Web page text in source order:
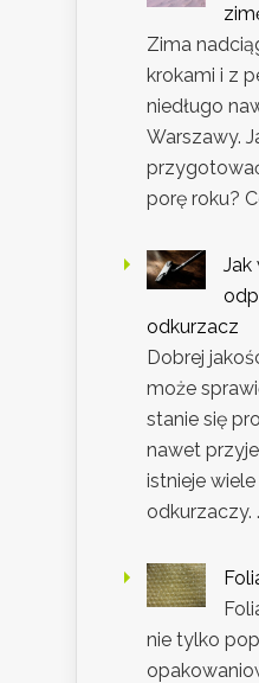
Zima
krokami i z
niedługo
Warszawy.
porę roku?
Jak
odkurzacz
Dobrej
może
stanie się
nawet
istnieje
odkurzaczy.
nie tylko